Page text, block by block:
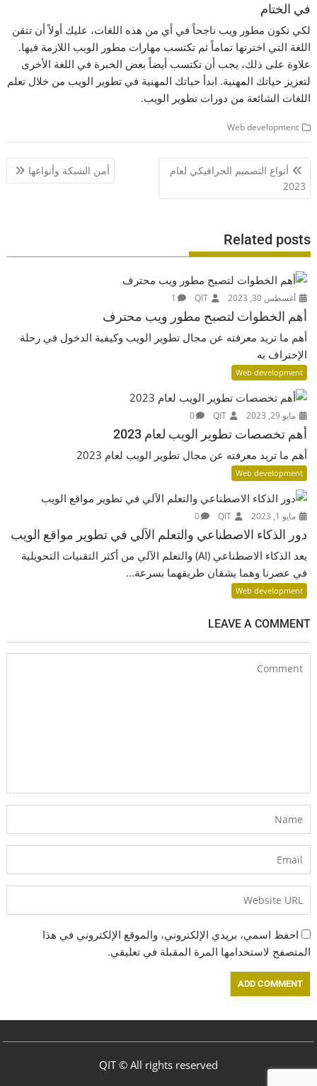
في الختام
لكي تكون مطور ويب ناجحاً في أي من هذه اللغات، عليك أولاً أن تتقن
اللغة التي اخترتها تماماً ثم تكتسب مهارات مطور الويب اللازمة فيها.
علاوة على ذلك، يجب أن تكتسب أيضاً بعض الخبرة في اللغة الأخرى
لتعزيز حياتك المهنية. ابدأ حياتك المهنية في تطوير الويب من خلال تعلم
اللغات الشائعة من دورات تطوير الويب.
Web development
تصفّح
المقالات
أنواع التصميم الجرافيكي لعام
2023
أمن الشبكة وأنواعها
Related posts
أغسطس 30, 2023 QIT
1
أهم الخطوات لتصبح مطور ويب محترف
أهم ما تريد معرفته عن مجال تطوير الويب وكيفية الدخول في رحلة
الإحتراف به
Web development
مايو 29, 2023 QIT
0
أهم تخصصات تطوير الويب لعام 2023
أهم ما تريد معرفته عن مجال تطوير الويب لعام 2023
Web development
مايو 1, 2023 QIT
0
دور الذكاء الاصطناعي والتعلم الآلي في تطوير مواقع الويب
يعد الذكاء الاصطناعي (AI) والتعلم الآلي من أكثر التقنيات التحويلية
في عصرنا وهما يشقان طريقهما بسرعة...
Web development
LEAVE A COMMENT
احفظ اسمي، بريدي الإلكتروني، والموقع الإلكتروني في هذا
المتصفح لاستخدامها المرة المقبلة في تعليقي.
QIT © All rights reserved